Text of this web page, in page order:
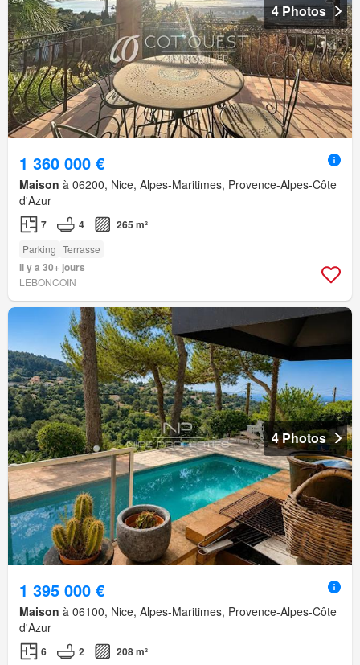
4 Photos
1 360 000 €
Maison à 06200, Nice, Alpes-Maritimes, Provence-Alpes-Côte
d'Azur
7 4 265 m²
Parking Terrasse
Il y a 30+ jours
LEBONCOIN
4 Photos
1 395 000 €
Maison à 06100, Nice, Alpes-Maritimes, Provence-Alpes-Côte
d'Azur
6 2 208 m²